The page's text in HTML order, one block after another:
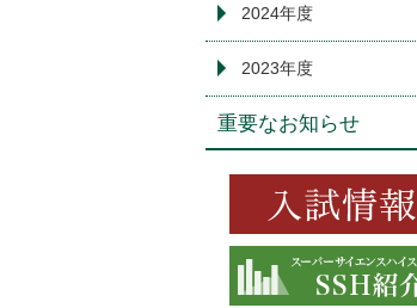
2024年度
2023年度
重要なお知らせ